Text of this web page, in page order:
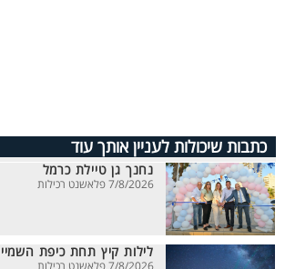
כתבות שיכולות לעניין אותך עוד
נחנך גן טיילת כרמל
7/8/2026 פלאשנט רכילות
לילות קיץ תחת כיפת